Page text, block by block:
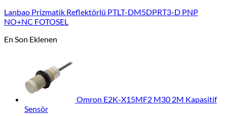
Lanbao Prizmatik Reflektörlü PTLT-DM5DPRT3-D PNP
NO+NC FOTOSEL
En Son Eklenen
Omron E2K-X15MF2 M30 2M Kapasitif
Sensör